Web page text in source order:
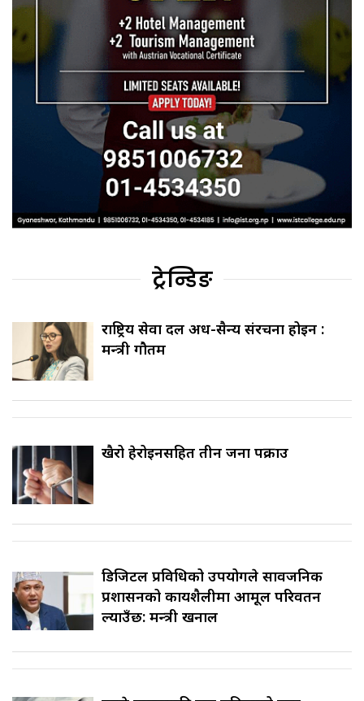
ट्रेन्डिङ
राष्ट्रिय सेवा दल अर्ध-सैन्य संरचना होइन :
मन्त्री गौतम
खैरो हेरोइनसहित तीन जना पक्राउ
डिजिटल प्रविधिको उपयोगले सार्वजनिक
प्रशासनको कार्यशैलीमा आमूल परिवर्तन
ल्याउँछ: मन्त्री खनाल